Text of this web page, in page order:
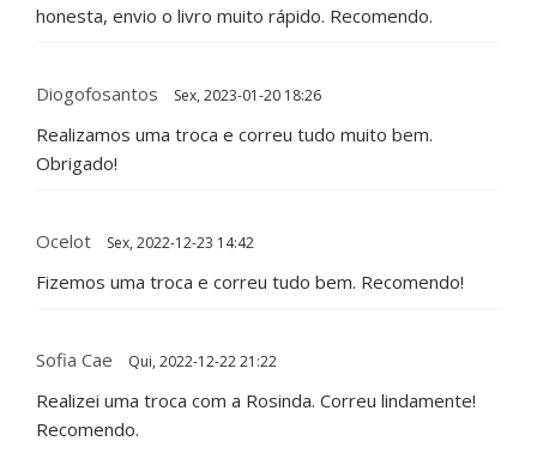
honesta, envio o livro muito rápido. Recomendo.
Diogofosantos Sex, 2023-01-20 18:26
Realizamos uma troca e correu tudo muito bem.
Obrigado!
Ocelot Sex, 2022-12-23 14:42
Fizemos uma troca e correu tudo bem. Recomendo!
Sofia Cae Qui, 2022-12-22 21:22
Realizei uma troca com a Rosinda. Correu lindamente!
Recomendo.